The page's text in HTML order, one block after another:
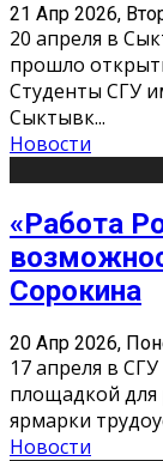
21 Апр 2026,
20 апреля в
прошло
Студенты СГУ
Сыктывк...
Новости
«Работа
Сорокина
20 Апр 2026,
17 апреля в
площадкой для
ярмарки
Новости